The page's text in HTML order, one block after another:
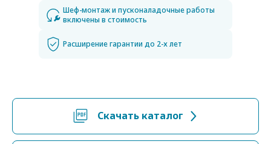
Шеф-монтаж и пусконаладочные работы
включены в стоимость
Расширение гарантии до 2-х лет
Скачать каталог